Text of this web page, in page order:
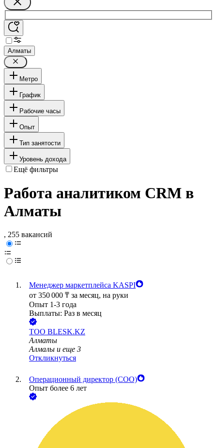
Алматы
Метро
График
Рабочие часы
Опыт
Тип занятости
Уровень дохода
Ещё фильтры
Работа аналитиком CRM в
Алматы
, 255 вакансий
Менеджер маркетплейса KASPI
от 350 000 ₸ за месяц, на руки
Опыт 1-3 года
Выплаты: Раз в месяц
ТОО BLESK.KZ
Алматы
Алмалы и еще 3
Откликнуться
Операционный директор (COO)
Опыт более 6 лет